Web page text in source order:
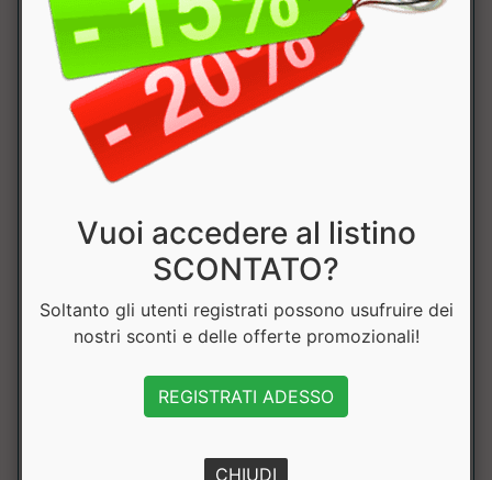
Tabella Nutrizionale:
Componente
100
Gr.
dose
(1 cpr)
Caffeina
NEWCAFF
Galanga e.s. 150mg
100mg
Vuoi accedere al listino
SCONTATO?
Soltanto gli utenti registrati possono usufruire dei
nostri sconti e delle offerte promozionali!
REGISTRATI ADESSO
CHIUDI